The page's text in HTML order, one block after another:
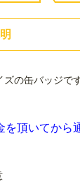
の缶バッジです
を頂いてから